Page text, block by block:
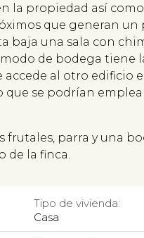
la propiedad así como
que generan un
baja una sala con
de bodega tiene
al otro edificio
se podrían
frutales, parra y una
la finca.
Tipo de vivienda:
Casa